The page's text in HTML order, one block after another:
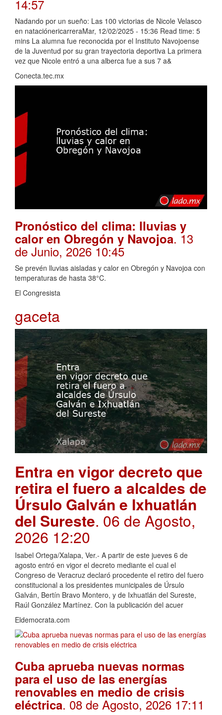
14:57
Nadando por un sueño: Las 100 victorias de Nicole Velasco
en nataciónericarreraMar, 12/02/2025 - 15:36 Read time: 5
mins La alumna fue reconocida por el Instituto Navojoense
de la Juventud por su gran trayectoria deportiva La primera
vez que Nicole entró a una alberca fue a sus 7 a&
Conecta.tec.mx
Pronóstico del clima: lluvias y
calor en Obregón y Navojoa. 13
de Junio, 2026 10:45
Se prevén lluvias aisladas y calor en Obregón y Navojoa con
temperaturas de hasta 38°C.
El Congresista
gaceta
Entra en vigor decreto que
retira el fuero a alcaldes de
Úrsulo Galván e Ixhuatlán
del Sureste. 06 de Agosto,
2026 12:20
Isabel Ortega/Xalapa, Ver.- A partir de este jueves 6 de
agosto entró en vigor el decreto mediante el cual el
Congreso de Veracruz declaró procedente el retiro del fuero
constitucional a los presidentes municipales de Úrsulo
Galván, Bertín Bravo Montero, y de Ixhuatlán del Sureste,
Raúl González Martínez. Con la publicación del acuer
Eldemocrata.com
Cuba aprueba nuevas normas
para el uso de las energías
renovables en medio de crisis
eléctrica. 08 de Agosto, 2026 17:11